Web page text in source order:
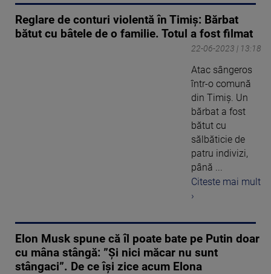
Reglare de conturi violentă în Timiș: Bărbat
bătut cu bâtele de o familie. Totul a fost filmat
22-06-2023 | 13:18
Atac sângeros
într-o comună
din Timiş. Un
bărbat a fost
bătut cu
sălbăticie de
patru indivizi,
până ...
Citeste mai mult
›
Elon Musk spune că îl poate bate pe Putin doar
cu mâna stângă: ”Și nici măcar nu sunt
stângaci”. De ce își zice acum Elona